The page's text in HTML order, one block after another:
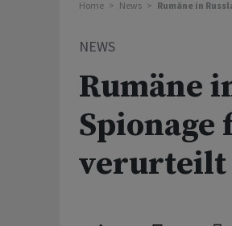
Home News Rumäne in
NEWS
Rumäne
verurteilt